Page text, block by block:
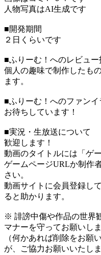
人物写真はAI生成です
■開発期間
２日くらいです
■ふりーむ！へのレビュー
個人の趣味で制作したも
ます。
■ふりーむ！へのファン
お待ちしています！
■実況・生放送について
歓迎します！
動画のタイトルには「ゲ
ゲームページURLか制作
さい。
動画サイトに会員登録し
ると助かります。
※ 誹謗中傷や作品の世界
マナーを守ってお願いしま
（何かあれば削除をお願
が、ご協力お願いいたしま